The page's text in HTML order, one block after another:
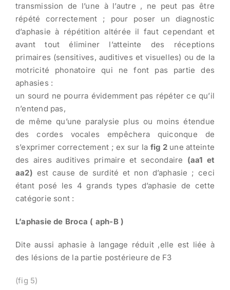
transmission de l’une à l’autre , ne peut pas être
répété correctement ; pour poser un diagnostic
d’aphasie à répétition altérée il faut cependant et
avant tout éliminer l’atteinte des réceptions
primaires (sensitives, auditives et visuelles) ou de la
motricité phonatoire qui ne font pas partie des
aphasies :
un sourd ne pourra évidemment pas répéter ce qu’il
n’entend pas,
de même qu’une paralysie plus ou moins étendue
des cordes vocales empêchera quiconque de
s’exprimer correctement ; ex sur la fig 2une atteinte
des aires auditives primaire et secondaire (aa1 et
aa2) est cause de surdité et non d’aphasie ; ceci
étant posé les 4 grands types d’aphasie de cette
catégorie sont :
L’aphasie de Broca ( aph-B )
Dite aussi aphasie à langage réduit ,elle est liée à
des lésions de la partie postérieure de F3
(fig 5)